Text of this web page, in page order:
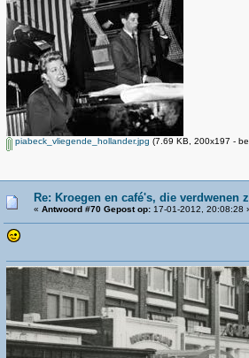
piabeck_vliegende_hollander.jpg (7.69 KB, 200x197 -
Re: Kroegen en café's, die verdwenen
« Antwoord #70 Gepost op: 17-01-2012, 20:08:28